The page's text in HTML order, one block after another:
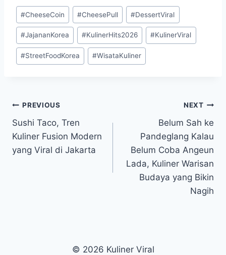
Post
Tags:
#CheeseCoin #CheesePull #DessertViral
#JajananKorea #KulinerHits2026 #KulinerViral
#StreetFoodKorea #WisataKuliner
Post
navigation
PREVIOUS
Sushi Taco, Tren
Kuliner Fusion Modern
yang Viral di Jakarta
NEXT
Belum Sah ke
Pandeglang Kalau
Belum Coba Angeun
Lada, Kuliner Warisan
Budaya yang Bikin
Nagih
© 2026 Kuliner Viral